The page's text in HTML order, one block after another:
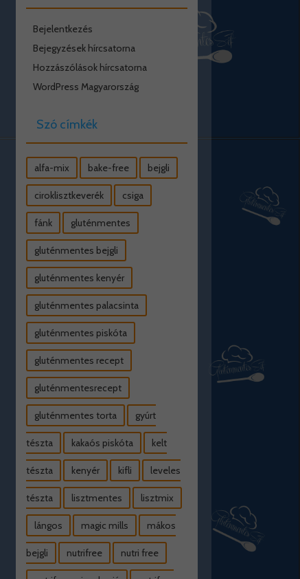
Bejelentkezés
Bejegyzések hírcsatorna
Hozzászólások hírcsatorna
WordPress Magyarország
Szó címkék
alfa-mix bake-free bejgli
ciroklisztkeverék csiga
fánk gluténmentes
gluténmentes bejgli
gluténmentes kenyér
gluténmentes palacsinta
gluténmentes piskóta
gluténmentes recept
gluténmentesrecept
gluténmentes torta gyúrt
tészta kakaós piskóta kelt
tészta kenyér kifli leveles
tészta lisztmentes lisztmix
lángos magic mills mákos
bejgli nutrifree nutri free